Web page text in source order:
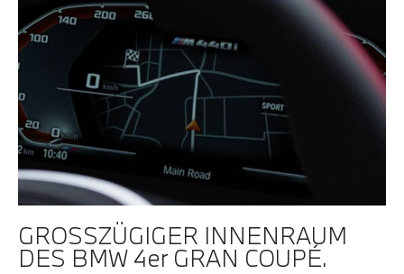
GROSSZÜGIGER INNENRAUM
DES BMW 4er GRAN COUPÉ.